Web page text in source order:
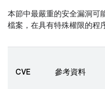
本節中最嚴重的安全漏洞可
檔案，在具有特殊權限的程
CVE 參考資料